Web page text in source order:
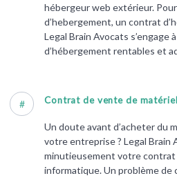
hébergeur web extérieur.
d’hebergement, un contrat
Legal Brain Avocats
d’hébergement rentables et
# Contrat de vente de
Un doute avant d’acheter du
votre entreprise ? Legal Brain
minutieusement votre contrat
informatique. Un problème de